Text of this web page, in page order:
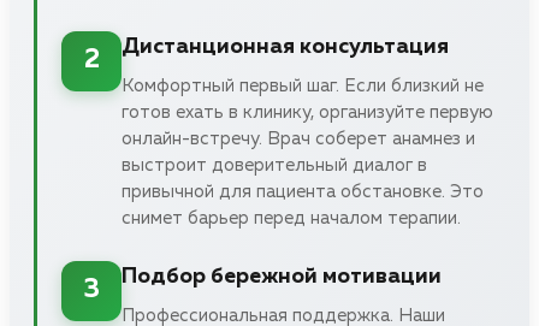
2
Дистанционная консультация
Комфортный первый шаг. Если близкий не
готов ехать в клинику, организуйте первую
онлайн-встречу. Врач соберет анамнез и
выстроит доверительный диалог в
привычной для пациента обстановке. Это
снимет барьер перед началом терапии.
3
Подбор бережной мотивации
Профессиональная поддержка. Наши